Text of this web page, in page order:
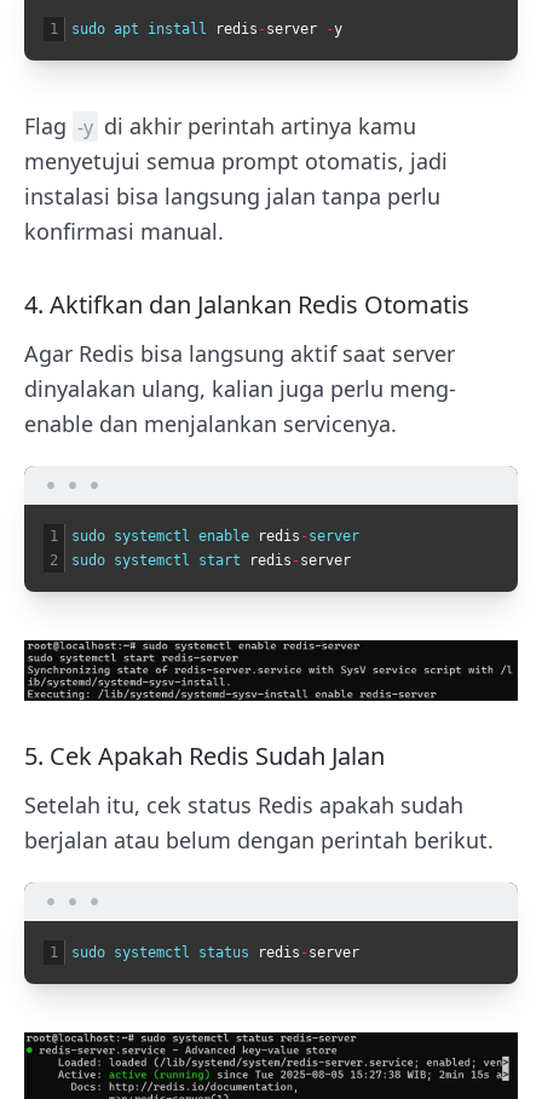
1 sudo apt install redis -server -y
Flag -y di akhir perintah artinya kamu
menyetujui semua prompt otomatis, jadi
instalasi bisa langsung jalan tanpa perlu
konfirmasi manual.
4. Aktifkan dan Jalankan Redis Otomatis
Agar Redis bisa langsung aktif saat server
dinyalakan ulang, kalian juga perlu meng-
enable dan menjalankan servicenya.
1
2
sudo systemctl enable redis -server
sudo systemctl start redis -server
5. Cek Apakah Redis Sudah Jalan
Setelah itu, cek status Redis apakah sudah
berjalan atau belum dengan perintah berikut.
1 sudo systemctl status redis -server